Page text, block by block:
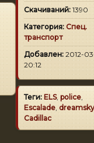
Скачиваний: 1390
Категория: Спец.
транспорт
Добавлен: 2012-
20:12
Теги: ELS, police,
Escalade, dreamsky
Cadillac